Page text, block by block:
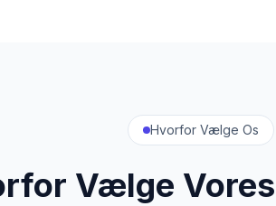
Hvorfor Vælge Os
Vælge